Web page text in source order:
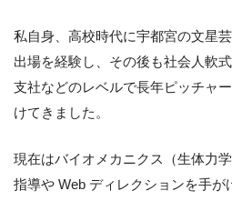
私自身、高校時代に宇都宮の文星
出場を経験し、その後も社会人軟
支社などのレベルで長年ピッチャ
けてきました。
現在はバイオメカニクス（生体力
指導や Web ディレクションを手が